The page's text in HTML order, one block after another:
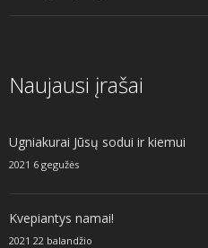
Naujausi įrašai
Ugniakurai Jūsų sodui ir kiemui
2021 6 gegužės
Kvepiantys namai!
2021 22 balandžio